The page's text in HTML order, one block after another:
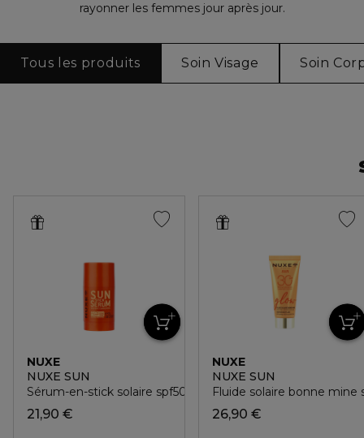
rayonner les femmes jour après jour.
Tous les produits Soin Visage Soin
NUXE
NUXE SUN
Sérum-en-stick solaire spf50+
21,90 €
NUXE
NUXE SUN
Fluide solaire bonne mine
26,90 €